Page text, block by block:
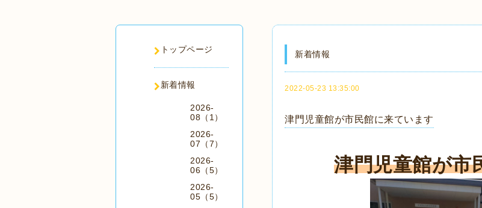
新着情報
2022-05-23 13:35:00
津門児童館が市民館に来ています
津門児童館が市
トップページ
新着情報
2026-
08（1）
2026-
07（7）
2026-
06（5）
2026-
05（5）